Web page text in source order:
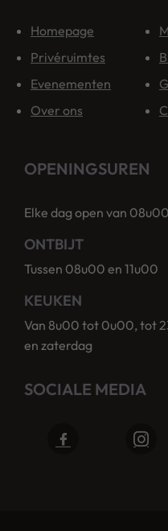
Homepage
Privéruimtes
Evenementen
Over ons
OPENINGSUREN
Elke dag open van
ONTBIJT
Tussen 08u00 en 11u00
KEUKEN
Van 8u00 tot 0u00, tot
en zaterdag
SOCIALE MEDIA